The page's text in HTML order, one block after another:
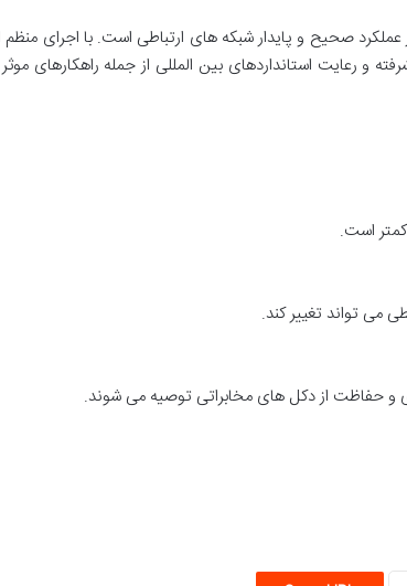
صحیح و پایدار شبکه های ارتباطی است. با اجرای
و رعایت استانداردهای بین المللی از جمله راهکارهای
کمتر است.
و حفاظت از دکل های مخابراتی توصیه می شوند.